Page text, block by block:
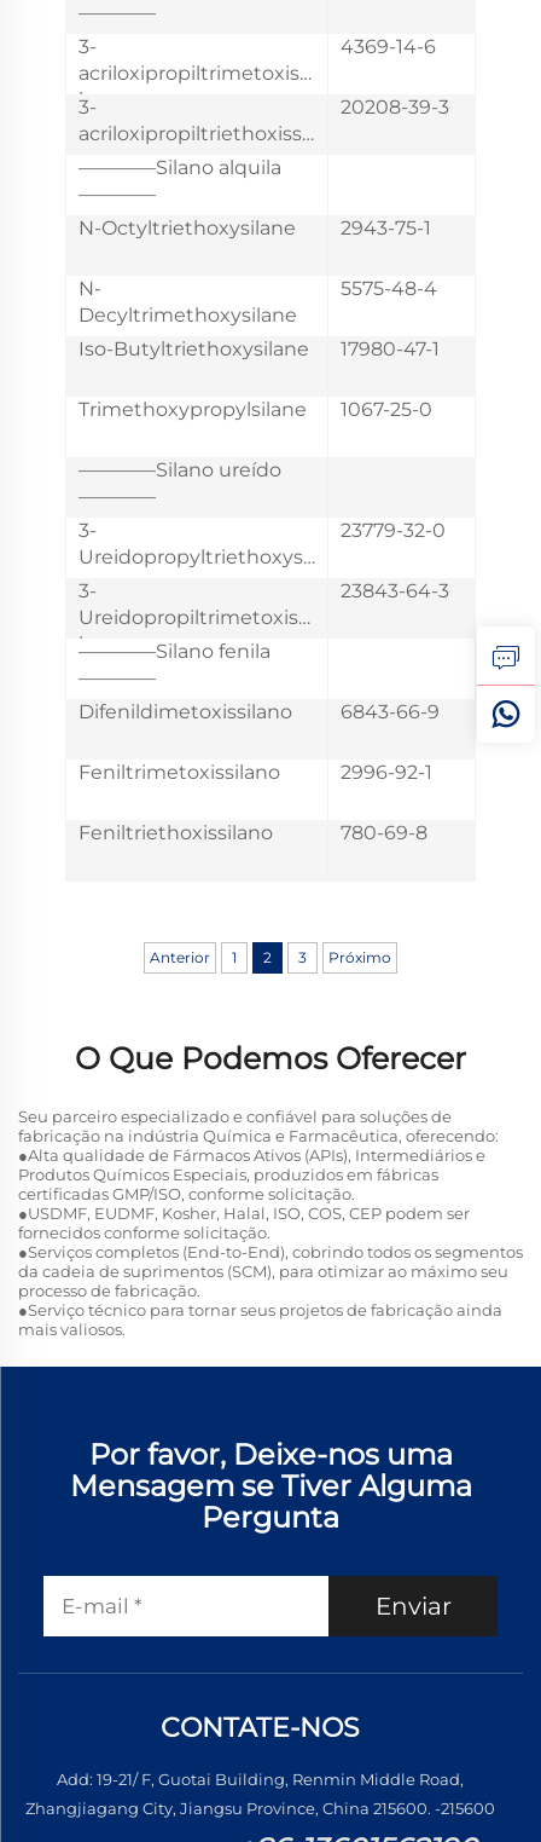
————
3-
acriloxipropiltrimetoxissi
lano
4369-14-6
3-
acriloxipropiltriethoxissil
20208-39-3
————Silano alquila
————
N-Octyltriethoxysilane
2943-75-1
N-
Decyltrimethoxysilane
5575-48-4
Iso-Butyltriethoxysilane 17980-47-1
Trimethoxypropylsilane 1067-25-0
————Silano ureído
————
3-
Ureidopropyltriethoxysil
ane
23779-32-0
3-
Ureidopropiltrimetoxissi
lano
23843-64-3
————Silano fenila
————
Difenildimetoxissilano
6843-66-9
Feniltrimetoxissilano 2996-92-1
Feniltriethoxissilano 780-69-8
Anterior 1 2 3 Próximo
O Que Podemos Oferecer
Seu parceiro especializado e confiável para soluções de
fabricação na indústria Química e Farmacêutica, oferecendo:
●Alta qualidade de Fármacos Ativos (APIs), Intermediários e
Produtos Químicos Especiais, produzidos em fábricas
certificadas GMP/ISO, conforme solicitação.
●USDMF, EUDMF, Kosher, Halal, ISO, COS, CEP podem ser
fornecidos conforme solicitação.
●Serviços completos (End-to-End), cobrindo todos os segmentos
da cadeia de suprimentos (SCM), para otimizar ao máximo seu
processo de fabricação.
●Serviço técnico para tornar seus projetos de fabricação ainda
mais valiosos.
Por favor, Deixe-nos uma
Mensagem se Tiver Alguma
Pergunta
Enviar
CONTATE-NOS
Add: 19-21/ F, Guotai Building, Renmin Middle Road,
Zhangjiagang City, Jiangsu Province, China 215600. -215600